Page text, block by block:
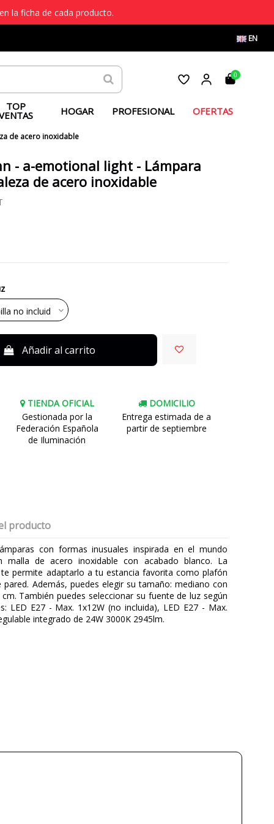
la ficha de cada producto.
EN
0
TOP HOGAR PROFESIONAL OFERTAS
de acero inoxidable
- a-emotional light - Lámpara
de acero inoxidable
Añadir al carrito
TIENDA OFICIAL
Gestionada por la
Federación Española
de Iluminación
DOMICILIO
Entrega estimada de a
partir de septiembre
producto
con formas inusuales inspirada en el mundo
malla de acero inoxidable con acabado blanco. La
permite adaptarlo a tu estancia favorita como plafón
Además, puedes elegir su tamaño: mediano con
También puedes seleccionar su fuente de luz según
LED E27 - Max. 1x12W (no incluida), LED E27 - Max.
integrado de 24W 3000K 2945lm.